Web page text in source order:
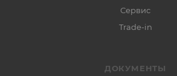
Сервис
Trade-in
ДОКУМЕНТЫ